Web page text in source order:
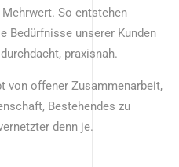
So entstehen
Bedürfnisse unserer Kunden
praxisnah.
von offener Zusammenarbeit,
Bestehendes zu
denn je.